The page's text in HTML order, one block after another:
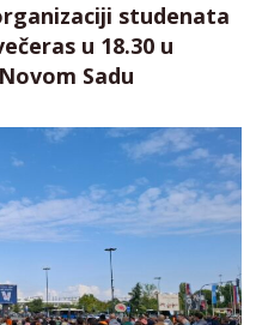
studenata
u 18.30 u
Sadu